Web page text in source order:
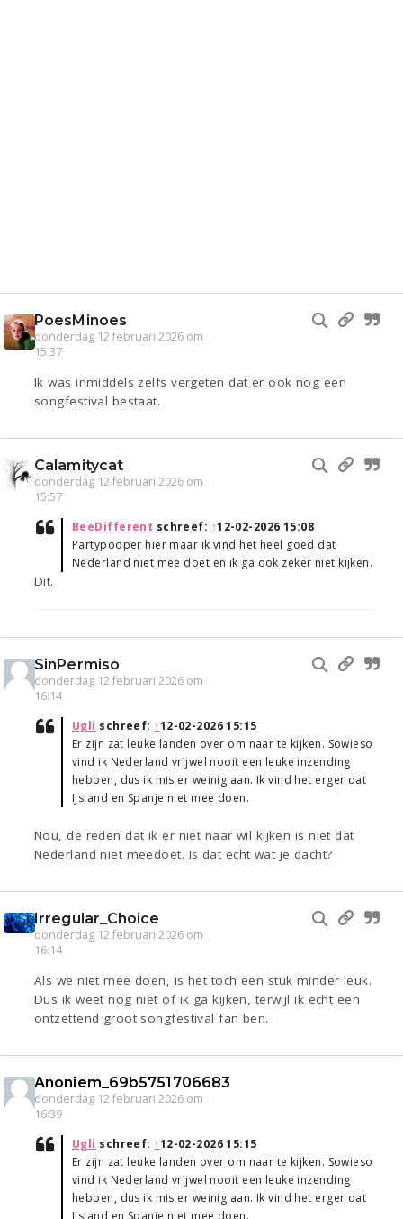
PoesMinoes
donderdag 12 februari 2026 om
15:37
Ik was inmiddels zelfs vergeten dat er ook nog een
songfestival bestaat.
Calamitycat
donderdag 12 februari 2026 om
15:57
BeeDifferent schreef: ↑12-02-2026 15:08
Partypooper hier maar ik vind het heel goed dat
Nederland niet mee doet en ik ga ook zeker niet kijken.
Dit.
SinPermiso
donderdag 12 februari 2026 om
16:14
Ugli schreef: ↑12-02-2026 15:15
Er zijn zat leuke landen over om naar te kijken. Sowieso
vind ik Nederland vrijwel nooit een leuke inzending
hebben, dus ik mis er weinig aan. Ik vind het erger dat
IJsland en Spanje niet mee doen.
Nou, de reden dat ik er niet naar wil kijken is niet dat
Nederland niet meedoet. Is dat echt wat je dacht?
Irregular_Choice
donderdag 12 februari 2026 om
16:14
Als we niet mee doen, is het toch een stuk minder leuk.
Dus ik weet nog niet of ik ga kijken, terwijl ik echt een
ontzettend groot songfestival fan ben.
Anoniem_69b5751706683
donderdag 12 februari 2026 om
16:39
Ugli schreef: ↑12-02-2026 15:15
Er zijn zat leuke landen over om naar te kijken. Sowieso
vind ik Nederland vrijwel nooit een leuke inzending
hebben, dus ik mis er weinig aan. Ik vind het erger dat